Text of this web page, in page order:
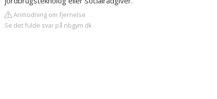
Anmodning om fjernelse
Se det fulde svar på nbgym.dk